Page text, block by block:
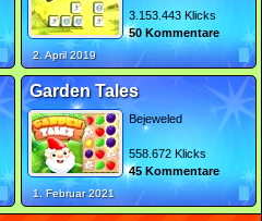
3.153.443 Klicks
50 Kommentare
2. April 2019
Garden Tales
Bejeweled
558.672 Klicks
45 Kommentare
1. Februar 2021